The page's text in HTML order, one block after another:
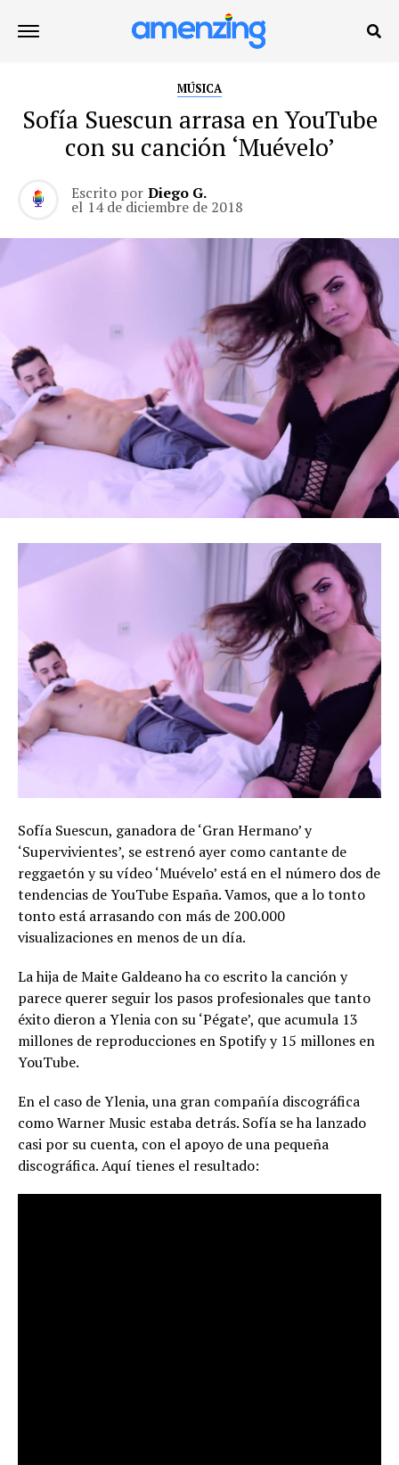
MÚSICA
Sofía Suescun arrasa en YouTube
con su canción ‘Muévelo’
Escrito por Diego G.
el 14 de diciembre de 2018
Sofía Suescun, ganadora de ‘Gran Hermano’ y
‘Supervivientes’, se estrenó ayer como cantante de
reggaetón y su vídeo ‘Muévelo’ está en el número dos de
tendencias de YouTube España. Vamos, que a lo tonto
tonto está arrasando con más de 200.000
visualizaciones en menos de un día.
La hija de Maite Galdeano ha co escrito la canción y
parece querer seguir los pasos profesionales que tanto
éxito dieron a Ylenia con su ‘Pégate’, que acumula 13
millones de reproducciones en Spotify y 15 millones en
YouTube.
En el caso de Ylenia, una gran compañía discográfica
como Warner Music estaba detrás. Sofía se ha lanzado
casi por su cuenta, con el apoyo de una pequeña
discográfica. Aquí tienes el resultado: